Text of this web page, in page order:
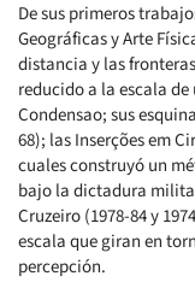
De sus primeros
Geográficas y Arte
distancia y las
reducido a la escala
Condensao; sus
68); las Inserções em
cuales construyó un
bajo la dictadura
Cruzeiro (1978-84 y
escala que giran en
percepción.